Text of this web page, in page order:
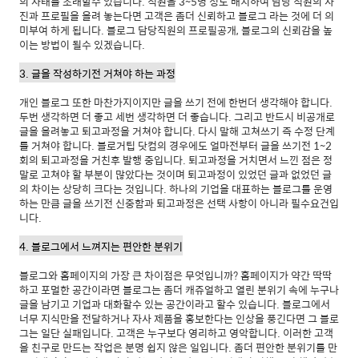
진과 프로필을 올려 놓는다면 고객은 좀더 신뢰하고 블로그 라는 것에 더 의
미부여 하게 됩니다. 블로그 담당직원의 프로필공개, 블로그의 신뢰감을 높
이는 방법이 될수 있겠습니다.
3. 글을 작성하기전 거쳐야 하는 과정
개인 블로그 또한 마찬가지이지만 글을 쓰기 전에 한번더 생각해야 합니다.
두번 생각하면 더 좋고 세번 생각하면 더 좋습니다. 그리고 반드시 비공개로
글을 올려놓고 퇴고과정을 거쳐야 합니다. 다시 말해 고쳐쓰기 즉 수정 단계
를 거쳐야 합니다. 블로거팁 닷컴의 경우에도 얼마전부터 글을 쓰기전 1~2
회의 퇴고과정을 거친후 발행 중입니다. 퇴고과정을 거치면서 느낀 점은 정
말로 고쳐야 할 부분이 많았다는 것이며 퇴고과정이 있었던 글과 없었던 글
의 차이는 상당히 크다는 것입니다. 하나의 기업을 대표하는 블로그를 운영
하는 만큼 글을 쓰기전 신중함과 퇴고과정은 선택 사항이 아니라 필수요건입
니다.
4. 블로그에서 느껴지는 편안한 분위기
블로그와 홈페이지의 가장 큰 차이점은 무엇입니까? 홈페이지가 약간 딱딱
하고 포멀한 공간이라면 블로그는 좀더 캐쥬얼하고 열린 분위기 속에 누구나
글을 남기고 기업과 대화할수 있는 공간이라고 할수 있습니다. 블로그에서
너무 지식만을 전달하거나 자사 제품을 홍보한다는 인상을 풍긴다면 그 블로
그는 일단 실패입니다. 고객은 누구보다 영리하고 영악합니다. 이러한 고객
을 친구로 만드는 작업은 분명 쉽지 않은 일입니다. 좀더 편안한 분위기를 만